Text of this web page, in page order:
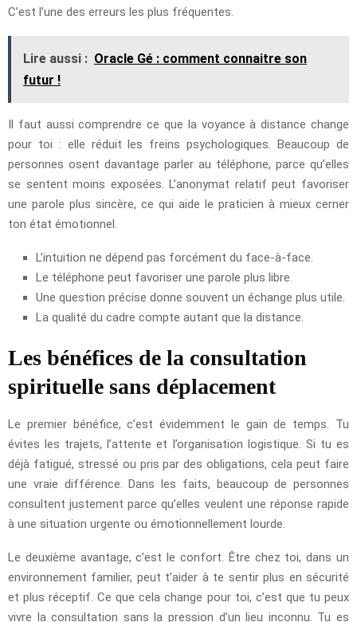
C’est l’une des erreurs les plus fréquentes.
Lire aussi : Oracle Gé : comment connaitre son
futur !
Il faut aussi comprendre ce que la voyance à distance change
pour toi : elle réduit les freins psychologiques. Beaucoup de
personnes osent davantage parler au téléphone, parce qu’elles
se sentent moins exposées. L’anonymat relatif peut favoriser
une parole plus sincère, ce qui aide le praticien à mieux cerner
ton état émotionnel.
L’intuition ne dépend pas forcément du face-à-face.
Le téléphone peut favoriser une parole plus libre.
Une question précise donne souvent un échange plus utile.
La qualité du cadre compte autant que la distance.
Les bénéfices de la consultation
spirituelle sans déplacement
Le premier bénéfice, c’est évidemment le gain de temps. Tu
évites les trajets, l’attente et l’organisation logistique. Si tu es
déjà fatigué, stressé ou pris par des obligations, cela peut faire
une vraie différence. Dans les faits, beaucoup de personnes
consultent justement parce qu’elles veulent une réponse rapide
à une situation urgente ou émotionnellement lourde.
Le deuxième avantage, c’est le confort. Être chez toi, dans un
environnement familier, peut t’aider à te sentir plus en sécurité
et plus réceptif. Ce que cela change pour toi, c’est que tu peux
vivre la consultation sans la pression d’un lieu inconnu. Tu es